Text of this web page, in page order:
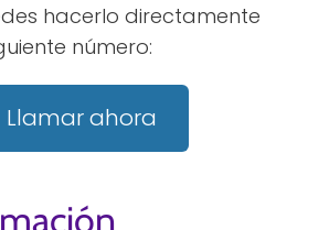
hacerlo directamente
número:
Llamar ahora